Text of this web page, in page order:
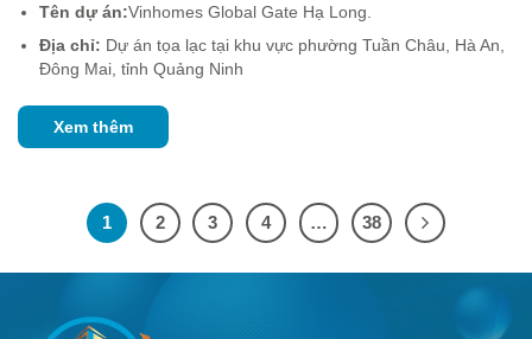
Tên dự án:Vinhomes Global Gate Hạ Long.
Địa chỉ: Dự án tọa lạc tại khu vực phường Tuần Châu, Hà An,
Đông Mai, tỉnh Quảng Ninh
Xem thêm
1 2 3 4 … 38